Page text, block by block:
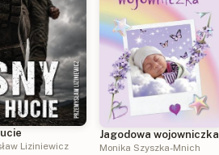
Liziniewicz
Jagodowa wojowniczka
Monika Szyszka-Mnich